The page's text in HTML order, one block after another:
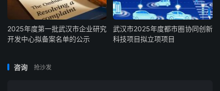
2025年度第一批武汉市企业研究
开发中心拟备案名单的公示
武汉市2025年度都市圈协同创新
科技项目拟立项项目
咨询 抢沙发